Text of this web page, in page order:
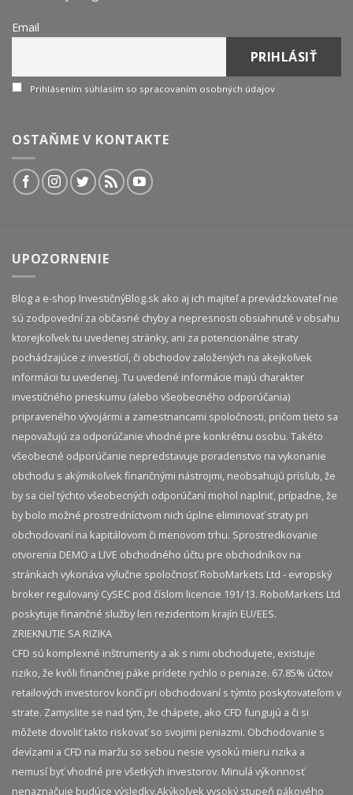
Email
Prihlásením súhlasím so spracovaním osobných údajov
OSTAŇME V KONTAKTE
UPOZORNENIE
Blog a e-shop InvestičnýBlog.sk ako aj ich majiteľ a prevádzkovateľ nie
sú zodpovední za občasné chyby a nepresnosti obsiahnuté v obsahu
ktorejkoľvek tu uvedenej stránky, ani za potencionálne straty
pochádzajúce z investícií, či obchodov založených na akejkoľvek
informácii tu uvedenej. Tu uvedené informácie majú charakter
investičného prieskumu (alebo všeobecného odporúčania)
pripraveného vývojármi a zamestnancami spoločnosti, pričom tieto sa
nepovažujú za odporúčanie vhodné pre konkrétnu osobu. Takéto
všeobecné odporúčanie nepredstavuje poradenstvo na vykonanie
obchodu s akýmikoľvek finančnými nástrojmi, neobsahujú prísľub, že
by sa cieľ týchto všeobecných odporúčaní mohol naplniť, prípadne, že
by bolo možné prostredníctvom nich úplne eliminovať straty pri
obchodovaní na kapitálovom či menovom trhu. Sprostredkovanie
otvorenia DEMO a LIVE obchodného účtu pre obchodníkov na
stránkach vykonáva výlučne spoločnosť RoboMarkets Ltd - evropský
broker regulovaný CySEC pod číslom licencie 191/13. RoboMarkets Ltd
poskytuje finančné služby len rezidentom krajín EU/EES.
ZRIEKNUTIE SA RIZIKA
CFD sú komplexné inštrumenty a ak s nimi obchodujete, existuje
riziko, že kvôli finančnej páke prídete rychlo o peniaze. 67.85% účtov
retailových investorov končí pri obchodovaní s týmto poskytovateľom v
strate. Zamyslite se nad tým, že chápete, ako CFD fungujú a či si
môžete dovoliť takto riskovať so svojimi peniazmi. Obchodovanie s
devízami a CFD na maržu so sebou nesie vysokú mieru rizika a
nemusí byť vhodné pre všetkých investorov. Minulá výkonnosť
nenaznačuje budúce výsledky.​ Akýkoľvek vysoký stupeň pákového